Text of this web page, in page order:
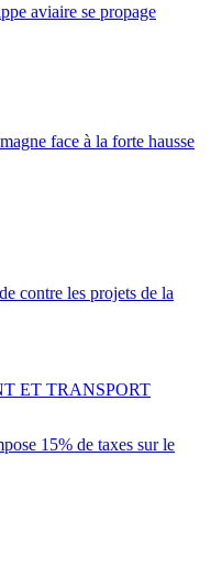
aviaire se propage
face à la forte hausse
contre les projets de la
15% de taxes sur le
ET TRANSPORT